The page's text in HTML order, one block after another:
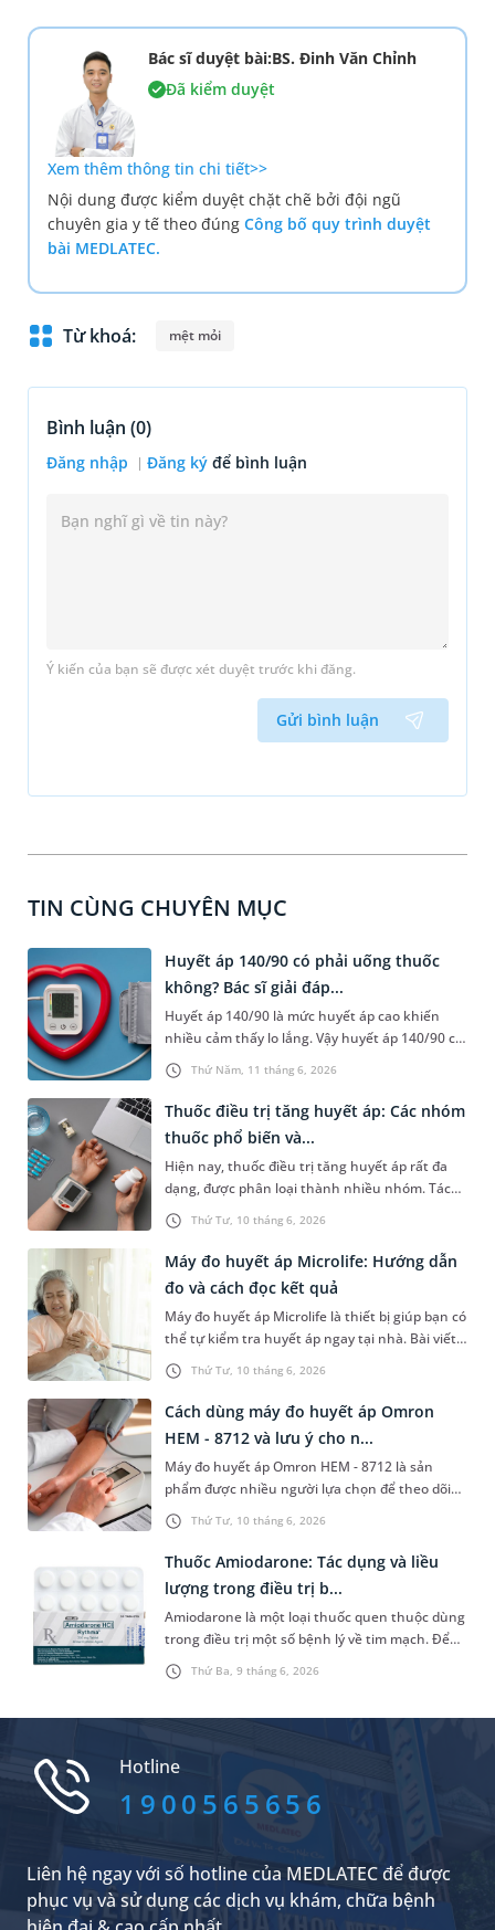
Bác sĩ duyệt bài:BS. Đinh Văn Chỉnh
Đã kiểm duyệt
Xem thêm thông tin chi tiết>>
Nội dung được kiểm duyệt chặt chẽ bởi đội ngũ
chuyên gia y tế theo đúng Công bố quy trình duyệt
bài MEDLATEC.
Từ khoá: mệt mỏi
Bình luận (0)
Đăng nhập Đăng ký để bình luận
Ý kiến của bạn sẽ được xét duyệt trước khi đăng.
Gửi bình luận
TIN CÙNG CHUYÊN MỤC
Thứ Năm, 11 tháng 6, 2026
Huyết áp 140/90 có phải uống thuốc
không? Bác sĩ giải đáp...
Huyết áp 140/90 là mức huyết áp cao khiến
nhiều cảm thấy lo lắng. Vậy huyết áp 140/90 có
phải uống thuốc không, mức huyết áp này có
nguy hiểm không và phải xử trí như thế nào?
Nội dung bài viết sau sẽ cung cấp những thông
tin liên quan để người đọc hiểu rõ ý nghĩa của
chỉ số này và biết cần làm gì để bảo vệ tốt cho
sức khỏe.
Thứ Tư, 10 tháng 6, 2026
Thuốc điều trị tăng huyết áp: Các nhóm
thuốc phổ biến và...
Hiện nay, thuốc điều trị tăng huyết áp rất đa
dạng, được phân loại thành nhiều nhóm. Tác
dụng chính của những loại thuốc này là giúp
hạ huyết áp, phòng ngừa các biến chứng nguy
hiểm như đột quỵ, nhồi máu cơ tim, suy tim,
suy thận.
Thứ Tư, 10 tháng 6, 2026
Máy đo huyết áp Microlife: Hướng dẫn
đo và cách đọc kết quả
Máy đo huyết áp Microlife là thiết bị giúp bạn có
thể tự kiểm tra huyết áp ngay tại nhà. Bài viết
dưới đây là hướng dẫn sử dụng loại máy này và
cách đọc kết quả chỉ số huyết áp để hiểu rõ về
tình trạng sức khỏe của mình và xử trí kịp thời
nếu có bất thường.
Thứ Tư, 10 tháng 6, 2026
Cách dùng máy đo huyết áp Omron
HEM - 8712 và lưu ý cho n...
Máy đo huyết áp Omron HEM - 8712 là sản
phẩm được nhiều người lựa chọn để theo dõi
huyết áp bởi nhiều tính năng thuận lợi. Bài viết
sau đây sẽ hướng dẫn bạn dùng máy đúng
cách để có được kết quả chỉ số huyết áp chính
Thứ Ba, 9 tháng 6, 2026
Thuốc Amiodarone: Tác dụng và liều
lượng trong điều trị b...
Amiodarone là một loại thuốc quen thuộc dùng
trong điều trị một số bệnh lý về tim mạch. Để
nắm rõ hơn về tác dụng, chỉ định và liều lượng
khi sử dụng loại thuốc này, bạn đọc có thể
Hotline
1900565656
Liên hệ ngay với số hotline của MEDLATEC để được
phục vụ và sử dụng các dịch vụ khám, chữa bệnh